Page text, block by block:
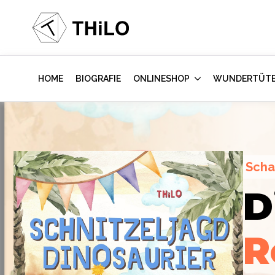
HOME BIOGRAFIE ONLINESHOP
Hollywood-
im
Escape Room (ab 8 oder 12 Jahre)
Locked-up